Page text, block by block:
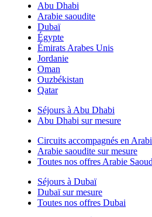
Abu Dhabi
Arabie saoudite
Dubaï
Égypte
Émirats Arabes Unis
Jordanie
Oman
Ouzbékistan
Qatar
Séjours à Abu Dhabi
Abu Dhabi sur mesure
Circuits accompagnés en
Arabie saoudite sur mesure
Toutes nos offres Arabie
Séjours à Dubaï
Dubaï sur mesure
Toutes nos offres Dubai